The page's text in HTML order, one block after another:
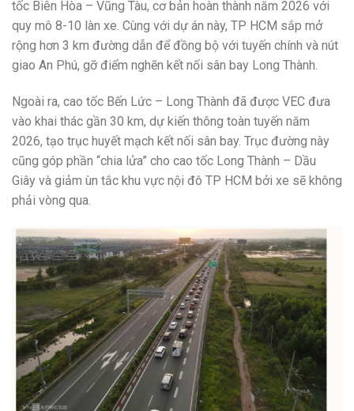
tốc Biên Hòa – Vũng Tàu, cơ bản hoàn thành năm 2026 với
quy mô 8-10 làn xe. Cùng với dự án này, TP HCM sắp mở
rộng hơn 3 km đường dẫn để đồng bộ với tuyến chính và nút
giao An Phú, gỡ điểm nghẽn kết nối sân bay Long Thành.
Ngoài ra, cao tốc Bến Lức – Long Thành đã được VEC đưa
vào khai thác gần 30 km, dự kiến thông toàn tuyến năm
2026, tạo trục huyết mạch kết nối sân bay. Trục đường này
cũng góp phần “chia lửa” cho cao tốc Long Thành – Dầu
Giây và giảm ùn tắc khu vực nội đô TP HCM bởi xe sẽ không
phải vòng qua.